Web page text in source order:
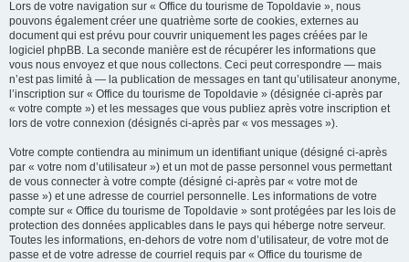
Lors de votre navigation sur « Office du tourisme de Topoldavie », nous
pouvons également créer une quatrième sorte de cookies, externes au
document qui est prévu pour couvrir uniquement les pages créées par le
logiciel phpBB. La seconde manière est de récupérer les informations que
vous nous envoyez et que nous collectons. Ceci peut correspondre — mais
n’est pas limité à — la publication de messages en tant qu’utilisateur anonyme,
l’inscription sur « Office du tourisme de Topoldavie » (désignée ci-après par
« votre compte ») et les messages que vous publiez après votre inscription et
lors de votre connexion (désignés ci-après par « vos messages »).
Votre compte contiendra au minimum un identifiant unique (désigné ci-après
par « votre nom d’utilisateur ») et un mot de passe personnel vous permettant
de vous connecter à votre compte (désigné ci-après par « votre mot de
passe ») et une adresse de courriel personnelle. Les informations de votre
compte sur « Office du tourisme de Topoldavie » sont protégées par les lois de
protection des données applicables dans le pays qui héberge notre serveur.
Toutes les informations, en-dehors de votre nom d’utilisateur, de votre mot de
passe et de votre adresse de courriel requis par « Office du tourisme de